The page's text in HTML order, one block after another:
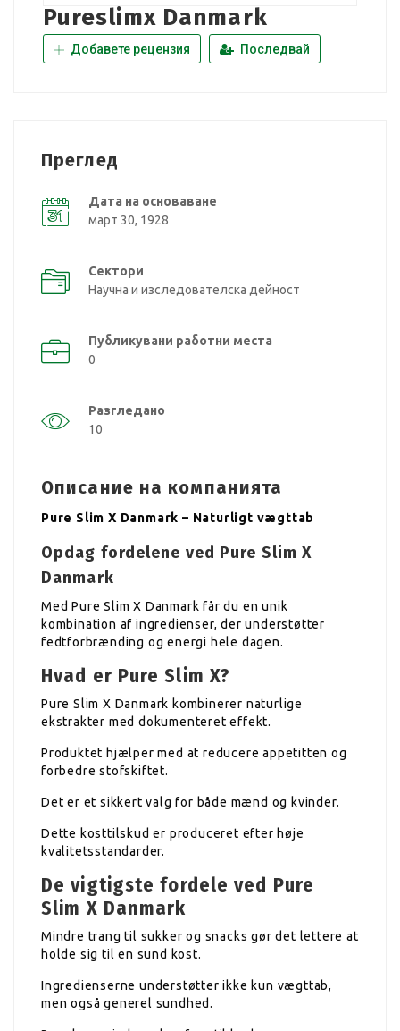
Pureslimx Danmark
Добавете рецензия Последвай
Преглед
Дата на основаване
март 30, 1928
Сектори
Научна и изследователска дейност
Публикувани работни места
0
Разгледано
10
Описание на компанията
Pure Slim X Danmark – Naturligt vægttab
Opdag fordelene ved Pure Slim X
Danmark
Med Pure Slim X Danmark får du en unik
kombination af ingredienser, der understøtter
fedtforbrænding og energi hele dagen.
Hvad er Pure Slim X?
Pure Slim X Danmark kombinerer naturlige
ekstrakter med dokumenteret effekt.
Produktet hjælper med at reducere appetitten og
forbedre stofskiftet.
Det er et sikkert valg for både mænd og kvinder.
Dette kosttilskud er produceret efter høje
kvalitetsstandarder.
De vigtigste fordele ved Pure
Slim X Danmark
Mindre trang til sukker og snacks gør det lettere at
holde sig til en sund kost.
Ingredienserne understøtter ikke kun vægttab,
men også generel sundhed.